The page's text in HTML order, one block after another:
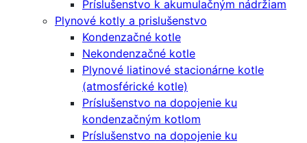
Príslušenstvo k akumulačným nádržiam
Plynové kotly a prislušenstvo
Kondenzačné kotle
Nekondenzačné kotle
Plynové liatinové stacionárne kotle
(atmosférické kotle)
Príslušenstvo na dopojenie ku
kondenzačným kotlom
Príslušenstvo na dopojenie ku